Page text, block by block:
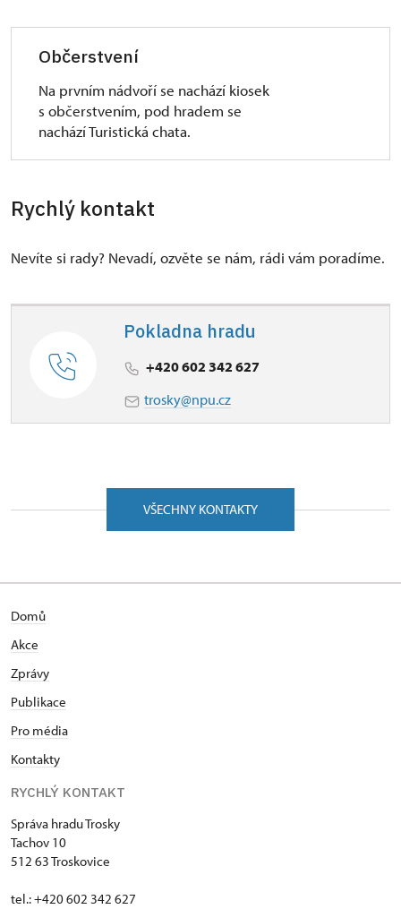
Občerstvení
Na prvním nádvoří se nachází kiosek
s občerstvením, pod hradem se
nachází Turistická chata.
Rychlý kontakt
Nevíte si rady? Nevadí, ozvěte se nám, rádi vám poradíme.
Pokladna hradu
+420 602 342 627
trosky@npu.cz
VŠECHNY KONTAKTY
Domů
Akce
Zprávy
Publikace
Pro média
Kontakty
RYCHLÝ KONTAKT
Správa hradu Trosky
Tachov 10
512 63 Troskovice
tel.: +420 602 342 627